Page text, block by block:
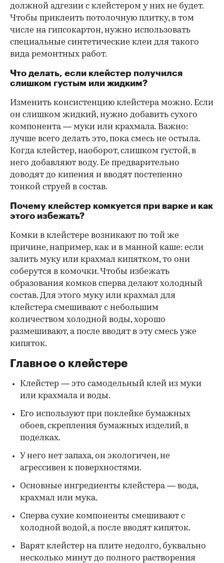
должной адгезии с клейстером у них не будет.
Чтобы приклеить потолочную плитку, в том
числе на гипсокартон, нужно использовать
специальные синтетические клеи для такого
вида ремонтных работ.
Что делать, если клейстер получился
слишком густым или жидким?
Изменить консистенцию клейстера можно. Если
он слишком жидкий, нужно добавить сухого
компонента — муки или крахмала. Важно:
лучше всего делать это, пока смесь не остыла.
Когда клейстер, наоборот, слишком густой, в
него добавляют воду. Ее предварительно
доводят до кипения и вводят постепенно
тонкой струей в состав.
Почему клейстер комкуется при варке и как
этого избежать?
Комки в клейстере возникают по той же
причине, например, как и в манной каше: если
залить муку или крахмал кипятком, то они
соберутся в комочки. Чтобы избежать
образования комков сперва делают холодный
состав. Для этого муку или крахмал для
клейстера смешивают с небольшим
количеством холодной воды, хорошо
размешивают, а после вводят в эту смесь уже
кипяток.
Главное о клейстере
Клейстер — это самодельный клей из муки
или крахмала и воды.
Его используют при поклейке бумажных
обоев, скрепления бумажных изделий, в
поделках.
У него нет запаха, он экологичен, не
агрессивен к поверхностями.
Основные ингредиенты клейстера — вода,
крахмал или мука.
Сперва сухие компоненты смешивают с
холодной водой, а после вводят кипяток.
Варят клейстер на плите недолго, буквально
несколько минут до полного растворения